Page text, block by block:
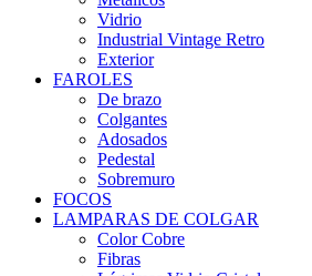
Vidrio
Industrial Vintage Retro
Exterior
FAROLES
De brazo
Colgantes
Adosados
Pedestal
Sobremuro
FOCOS
LAMPARAS DE COLGAR
Color Cobre
Fibras